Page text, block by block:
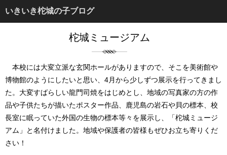
いきいき柁城の子ブログ
柁城ミュージアム
本校には大変立派な玄関ホールがありますので、そこを美術館や
博物館のようにしたいと思い、4月から少しずつ展示を行ってきまし
た。大変すばらしい龍門司焼をはじめとし、地域の写真家の方の作
品や子供たちが描いたポスター作品、鹿児島の岩石や貝の標本、校
長室に眠っていた外国の生物の標本等々を展示し、「柁城ミュージ
アム」と名付けました。地域や保護者の皆様もぜひお立ち寄りくだ
さい！